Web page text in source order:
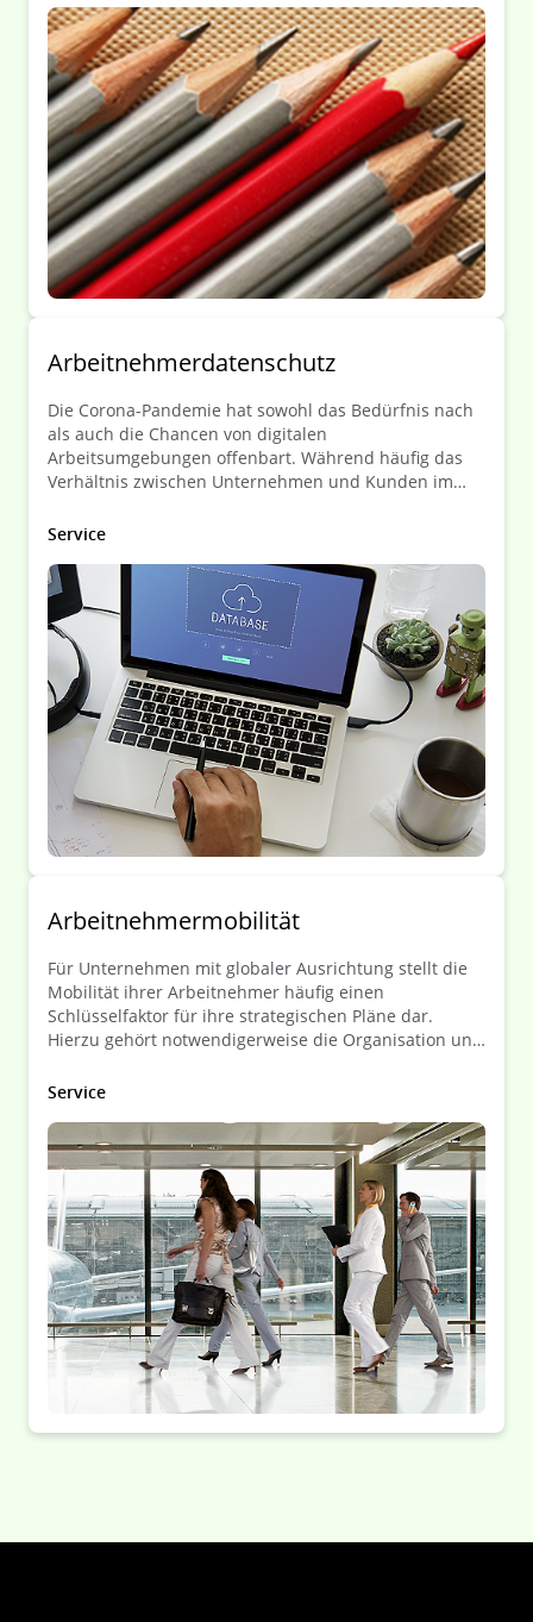
Betriebe in mehreren Ländern betreffen oder es sich
um eine Umstrukturierung innerhalb einer hoch
regulierten Branche handelt.
Arbeitnehmerdatenschutz
Die Corona-Pandemie hat sowohl das Bedürfnis nach
als auch die Chancen von digitalen
Arbeitsumgebungen offenbart. Während häufig das
Verhältnis zwischen Unternehmen und Kunden im
gewinnt der Datenschutz innerhalb des
personenbezogenen Arbeitnehmerdaten zunehmend
an Bedeutung. Letztlich werden Unternehmen nur
dann datenschutzrechtskonform agieren, wenn sie
datenschutz- sowie datensicherheitsrechtliche
Anforderungen auch innerbetrieblich bedarfsgerecht
ermitteln und vorausschauend umsetzen.
Service
Arbeitnehmermobilität
Für Unternehmen mit globaler Ausrichtung stellt die
Mobilität ihrer Arbeitnehmer häufig einen
Schlüsselfaktor für ihre strategischen Pläne dar.
Hierzu gehört notwendigerweise die Organisation und
einschließlich der materiellen Bedürfnisse, der
zeitoptimiert und kostengünstig.
Service